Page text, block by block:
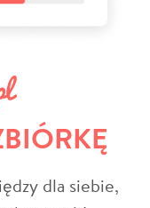
dla siebie,